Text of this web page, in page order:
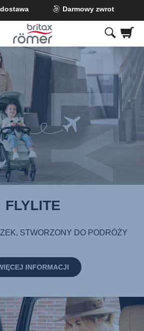
Darmowy zwrot
FLYLITE
STWORZONY DO PODRÓŻY
INFORMACJI